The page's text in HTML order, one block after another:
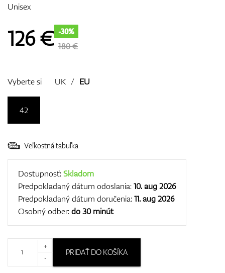
Darčekové poukážky
Unisex
126€ -30%
180 €
Vyberte si UK / EU
42
Veľkostná tabuľka
Dostupnosť:Skladom
Predpokladaný dátum odoslania:10. aug 2026
Predpokladaný dátum doručenia:11. aug 2026
Osobný odber:do 30 minút
+
-
PRIDAŤ DO KOŠÍKA